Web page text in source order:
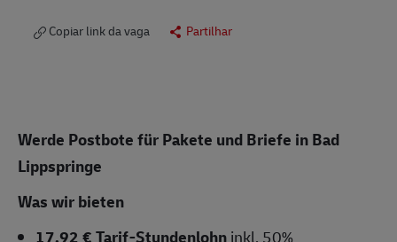
Copiar link da vaga Partilhar
Werde Postbote für Pakete und Briefe in Bad
Lippspringe
Was wir bieten
17,92 € Tarif-Stundenlohninkl. 50%